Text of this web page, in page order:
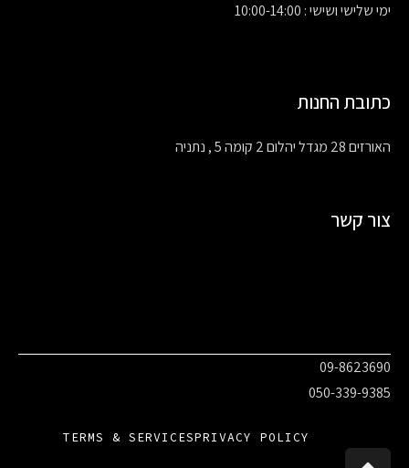
ימי שלישי ושישי : 10:00-14:00
כתובת החנות
האורזים 28 מגדל יהלום 2 קומה 5 , נתניה
צור קשר
09-8623690
050-339-9385
PRIVACY POLICY
TERMS & SERVICES